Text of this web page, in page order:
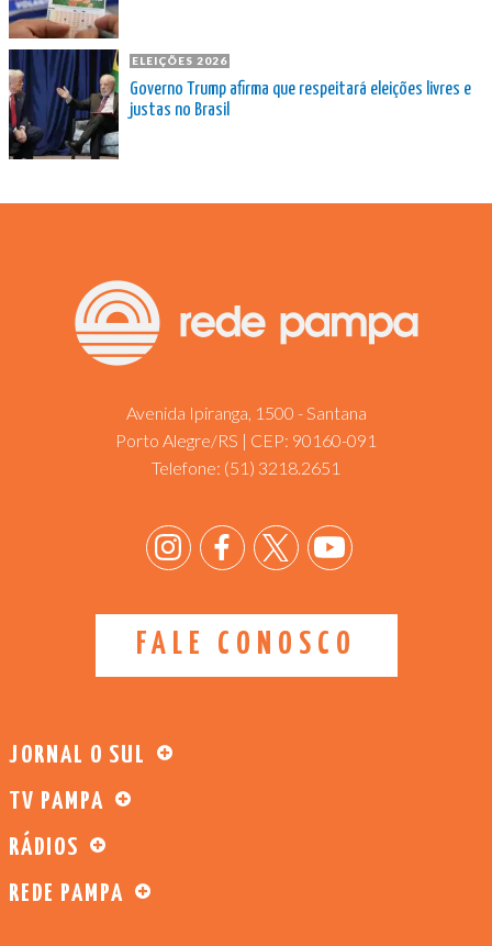
ELEIÇÕES 2026
Governo Trump afirma que respeitará eleições livres e
justas no Brasil
Avenida Ipiranga, 1500 - Santana
Porto Alegre/RS | CEP: 90160-091
Telefone: (51) 3218.2651
FALE CONOSCO
JORNAL O SUL
TV PAMPA
RÁDIOS
REDE PAMPA